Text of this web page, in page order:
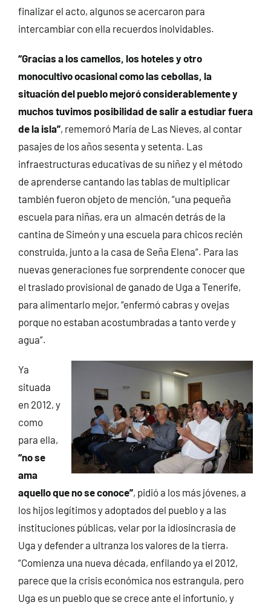
finalizar el acto, algunos se acercaron para
intercambiar con ella recuerdos inolvidables.
“Gracias a los camellos, los hoteles y otro
monocultivo ocasional como las cebollas, la
situación del pueblo mejoró considerablemente y
muchos tuvimos posibilidad de salir a estudiar fuera
de la isla”, rememoró María de Las Nieves, al contar
pasajes de los años sesenta y setenta. Las
infraestructuras educativas de su niñez y el método
de aprenderse cantando las tablas de multiplicar
también fueron objeto de mención, “una pequeña
escuela para niñas, era un almacén detrás de la
cantina de Simeón y una escuela para chicos recién
construida, junto a la casa de Seña Elena”. Para las
nuevas generaciones fue sorprendente conocer que
el traslado provisional de ganado de Uga a Tenerife,
para alimentarlo mejor, “enfermó cabras y ovejas
porque no estaban acostumbradas a tanto verde y
agua”.
Ya
situada
en 2012, y
como
para ella,
“no se
ama
aquello que no se conoce”, pidió a los más jóvenes, a
los hijos legítimos y adoptados del pueblo y a las
instituciones públicas, velar por la idiosincrasia de
Uga y defender a ultranza los valores de la tierra.
“Comienza una nueva década, enfilando ya el 2012,
parece que la crisis económica nos estrangula, pero
Uga es un pueblo que se crece ante el infortunio, y